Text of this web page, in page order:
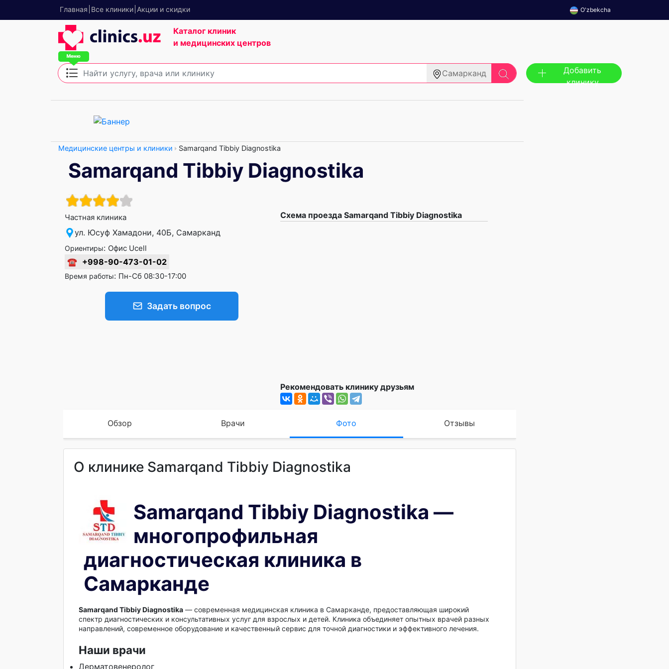
Главная Все клиники Акции и скидки O'zbekcha
Каталог клиник
и медицинских центров
Самарканд
Добавить
клинику
Медицинские центры и клиники Samarqand Tibbiy Diagnostika
Samarqand Tibbiy Diagnostika
Частная клиника
ул. Юсуф Хамадони, 40Б, Самарканд
Ориентиры: Офис Ucell
☎ +998-90-473-01-02
Время работы: Пн-Сб 08:30-17:00
Задать вопрос
Схема проезда Samarqand Tibbiy Diagnostika
Рекомендовать клинику друзьям
Обзор Врачи Фото Отзывы
О клинике Samarqand Tibbiy Diagnostika
Samarqand Tibbiy Diagnostika —
многопрофильная
диагностическая клиника в
Самарканде
Samarqand Tibbiy Diagnostika — современная медицинская клиника в Самарканде, предоставляющая широкий
спектр диагностических и консультативных услуг для взрослых и детей. Клиника объединяет опытных врачей разных
направлений, современное оборудование и качественный сервис для точной диагностики и эффективного лечения.
Наши врачи
Дерматовенеролог